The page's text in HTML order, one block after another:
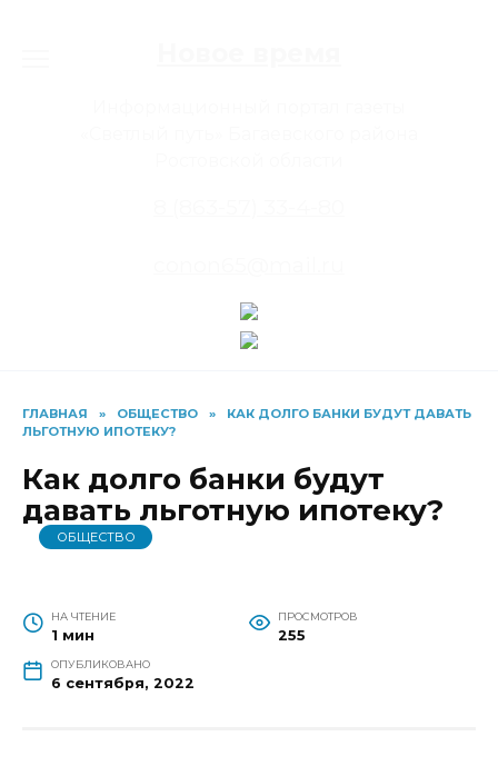
ГЛАВНАЯ » ОБЩЕСТВО »
КАК ДОЛГО БАНКИ БУДУТ ДАВАТЬ
ЛЬГОТНУЮ ИПОТЕКУ?
Как долго банки будут
давать льготную ипотеку?
ОБЩЕСТВО
НА ЧТЕНИЕ
1 мин
ПРОСМОТРОВ
255
ОПУБЛИКОВАНО
6 сентября, 2022